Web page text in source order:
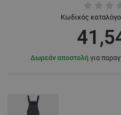
Κωδικός
Δωρεάν αποστολή για